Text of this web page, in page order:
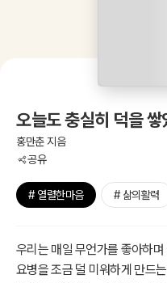
오늘도 충실히 덕을 쌓
홍만춘 지음
공유
# 열렬한마음 # 삶의활력
우리는 매일 무언가를 좋아하
요병을 조금 덜 미워하게 만드